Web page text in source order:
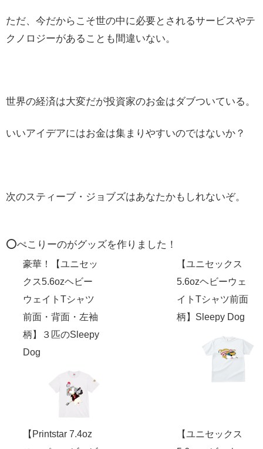
ただ、今だからこそ世の中に必要とされるサービスやテ
クノロジーがあることも間違いない。
世界の経済は大変だが投資家のお金はダブついている。
いいアイデアにはお金は集まりやすいのではないか？
次のスティーブ・ジョブズはあなたかもしれないぞ。
⭕️ぺこりーのがグッズを作りました！
豪華！【ユニセッ
クス5.6ozヘビー
ウェイトTシャツ
前面・背面・左袖
柄】３匹のSleepy
Dog
【ユニセックス
5.6ozヘビーウェ
イトTシャツ前面
柄】Sleepy Dog
【Printstar 7.4oz
【ユニセックス